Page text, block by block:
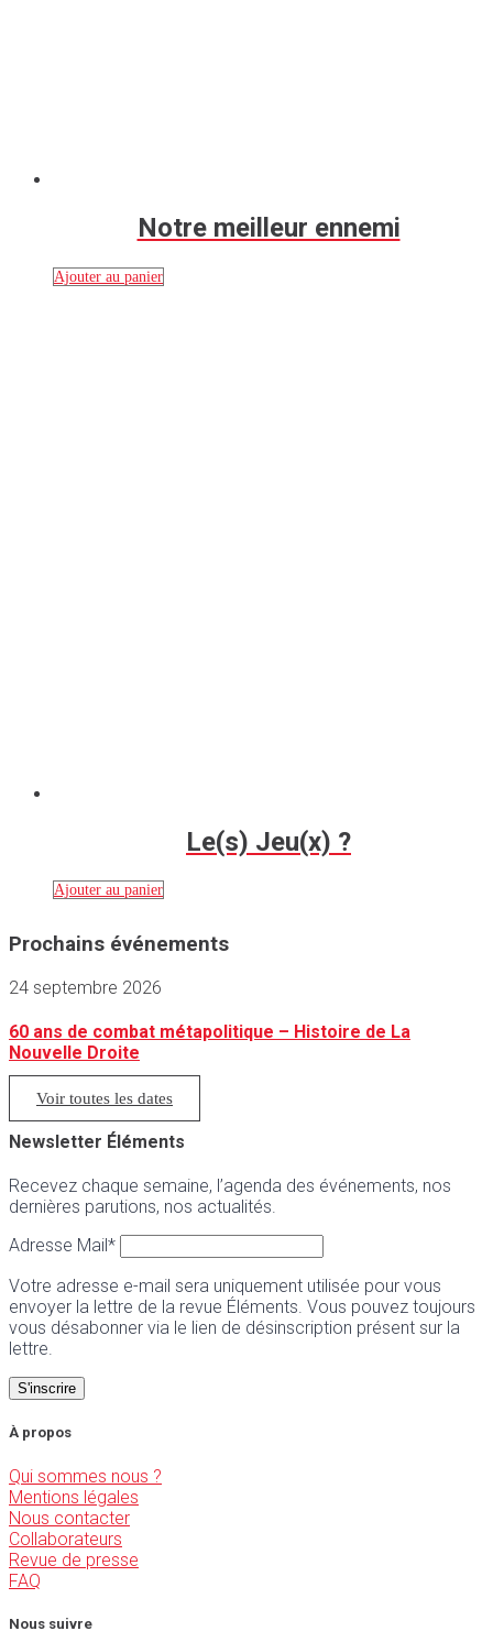
Notre meilleur ennemi
Ajouter au panier
Le(s) Jeu(x) ?
Ajouter au panier
Prochains événements
24 septembre 2026
60 ans de combat métapolitique – Histoire de La
Nouvelle Droite
Voir toutes les dates
Newsletter Éléments
Recevez chaque semaine, l’agenda des événements, nos
dernières parutions, nos actualités.
Adresse Mail*
Votre adresse e-mail sera uniquement utilisée pour vous
envoyer la lettre de la revue Éléments. Vous pouvez toujours
vous désabonner via le lien de désinscription présent sur la
lettre.
À propos
Qui sommes nous ?
Mentions légales
Nous contacter
Collaborateurs
Revue de presse
FAQ
Nous suivre